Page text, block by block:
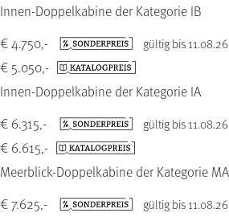
Innen-Doppelkabine der Kategorie IB
Innen-Doppelkabine der Kategorie IA
€ 4.750,- gültig bis 11.08.26
€ 5.050,-
Meerblick-Doppelkabine der Kategorie MA
€ 6.315,- gültig bis 11.08.26
€ 6.615,-
€ 7.625,- gültig bis 11.08.26